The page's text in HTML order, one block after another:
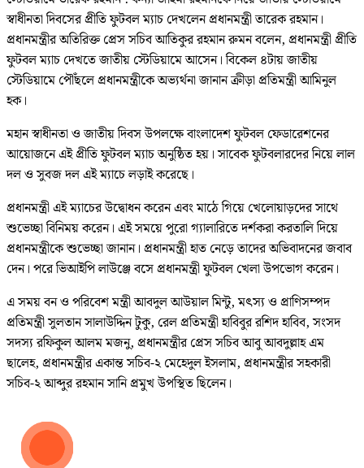
স্বাধীনতা দিবসের প্রীতি ফুটবল ম্যাচ দেখলেন প্রধানমন্ত্রী তারেক রহমান।
প্রধানমন্ত্রীর অতিরিক্ত প্রেস সচিব আতিকুর রহমান রুমন বলেন, প্রধানমন্ত্রী প্রীতি
ফুটবল ম্যাচ দেখতে জাতীয় স্টেডিয়ামে আসেন। বিকেল ৪টায় জাতীয়
স্টেডিয়ামে পৌঁছলে প্রধানমন্ত্রীকে অভ্যর্থনা জানান ক্রীড়া প্রতিমন্ত্রী আমিনুল
হক।
মহান স্বাধীনতা ও জাতীয় দিবস উপলক্ষে বাংলাদেশ ফুটবল ফেডারেশনের
আয়োজনে এই প্রীতি ফুটবল ম্যাচ অনুষ্ঠিত হয়। সাবেক ফুটবলারদের নিয়ে লাল
দল ও সুবজ দল এই ম্যাচে লড়াই করেছে।
প্রধানমন্ত্রী এই ম্যাচের উদ্বোধন করেন এবং মাঠে গিয়ে খেলোয়াড়দের সাথে
শুভেচ্ছা বিনিময় করেন। এই সময়ে পুরো গ্যালারিতে দর্শকরা করতালি দিয়ে
প্রধানমন্ত্রীকে শুভেচ্ছা জানান। প্রধানমন্ত্রী হাত নেড়ে তাদের অভিবাদনের জবাব
দেন। পরে ভিআইপি লাউঞ্জে বসে প্রধানমন্ত্রী ফুটবল খেলা উপভোগ করেন।
এ সময় বন ও পরিবেশ মন্ত্রী আবদুল আউয়াল মিন্টু, মৎস্য ও প্রাণিসম্পদ
প্রতিমন্ত্রী সুলতান সালাউদ্দিন টুকু, রেল প্রতিমন্ত্রী হাবিবুর রশিদ হাবিব, সংসদ
সদস্য রফিকুল আলম মজনু, প্রধানমন্ত্রীর প্রেস সচিব আবু আবদুল্লাহ এম
ছালেহ, প্রধানমন্ত্রীর একান্ত সচিব-২ মেহেদুল ইসলাম, প্রধানমন্ত্রীর সহকারী
সচিব-২ আব্দুর রহমান সানি প্রমুখ উপস্থিত ছিলেন।